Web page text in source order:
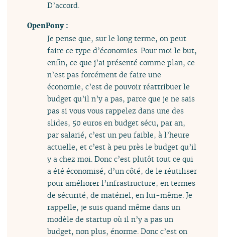
D’accord.
OpenPony :
Je pense que, sur le long terme, on peut
faire ce type d’économies. Pour moi le but,
enfin, ce que j’ai présenté comme plan, ce
n’est pas forcément de faire une
économie, c’est de pouvoir réattribuer le
budget qu’il n’y a pas, parce que je ne sais
pas si vous vous rappelez dans une des
slides, 50 euros en budget sécu, par an,
par salarié, c’est un peu faible, à l’heure
actuelle, et c’est à peu près le budget qu’il
y a chez moi. Donc c’est plutôt tout ce qui
a été économisé, d’un côté, de le réutiliser
pour améliorer l’infrastructure, en termes
de sécurité, de matériel, en lui-même. Je
rappelle, je suis quand même dans un
modèle de startup où il n’y a pas un
budget, non plus, énorme. Donc c’est on